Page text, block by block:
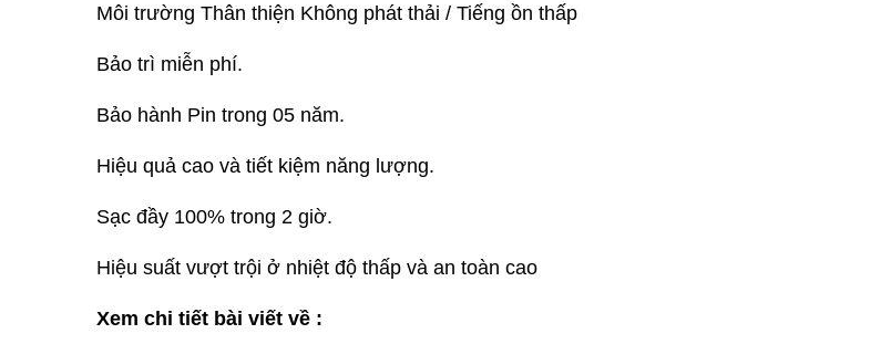
Môi trường Thân thiện Không phát thải / Tiếng ồn thấp
Bảo trì miễn phí.
Bảo hành Pin trong 05 năm.
Hiệu quả cao và tiết kiệm năng lượng.
Sạc đầy 100% trong 2 giờ.
Hiệu suất vượt trội ở nhiệt độ thấp và an toàn cao
Xem chi tiết bài viết về :